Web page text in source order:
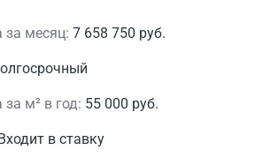
за месяц: 7 658 750 руб.
м² в год: 55 000 руб.
в ставку